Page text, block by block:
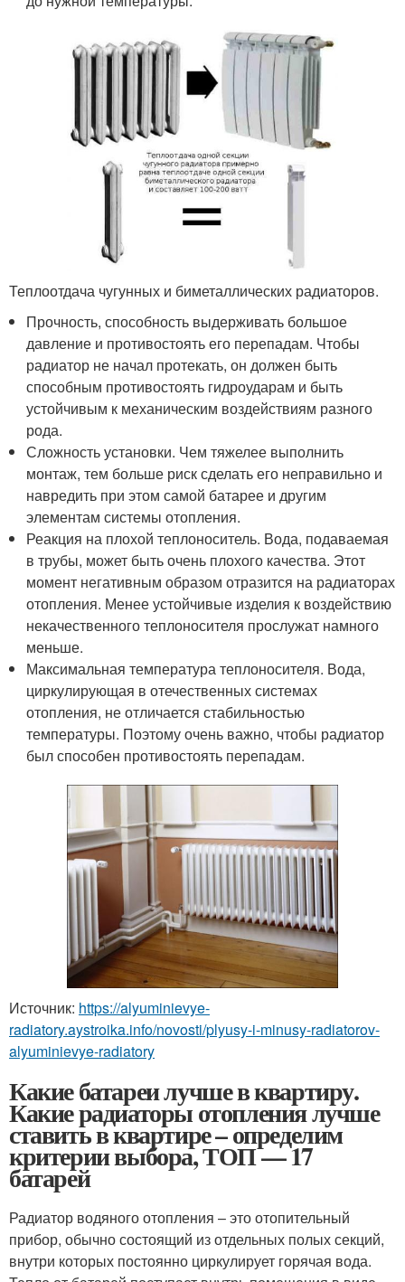
Теплоотдача чугунных и биметаллических радиаторов.
Прочность, способность выдерживать большое
давление и противостоять его перепадам. Чтобы
радиатор не начал протекать, он должен быть
способным противостоять гидроударам и быть
устойчивым к механическим воздействиям разного
рода.
Сложность установки. Чем тяжелее выполнить
монтаж, тем больше риск сделать его неправильно и
навредить при этом самой батарее и другим
элементам системы отопления.
Реакция на плохой теплоноситель. Вода, подаваемая
в трубы, может быть очень плохого качества. Этот
момент негативным образом отразится на радиаторах
отопления. Менее устойчивые изделия к воздействию
некачественного теплоносителя прослужат намного
меньше.
Максимальная температура теплоносителя. Вода,
циркулирующая в отечественных системах
отопления, не отличается стабильностью
температуры. Поэтому очень важно, чтобы радиатор
был способен противостоять перепадам.
Источник: https://alyuminievye-
radiatory.aystroika.info/novosti/plyusy-i-minusy-radiatorov-
alyuminievye-radiatory
Какие батареи лучше в квартиру.
Какие радиаторы отопления лучше
ставить в квартире – определим
критерии выбора, ТОП — 17
батарей
Радиатор водяного отопления – это отопительный
прибор, обычно состоящий из отдельных полых секций,
внутри которых постоянно циркулирует горячая вода.